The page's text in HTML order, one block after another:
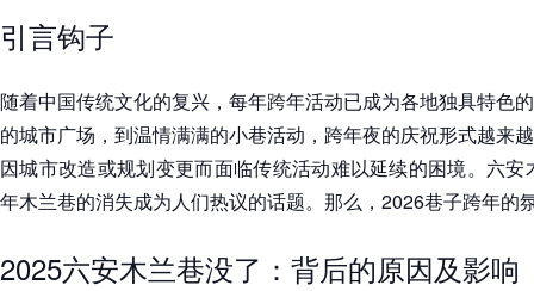
引言钩子
随着中国传统文化的复兴，每年跨年活动已成为各地独具特色
的城市广场，到温情满满的小巷活动，跨年夜的庆祝形式越来
因城市改造或规划变更而面临传统活动难以延续的困境。六
年木兰巷的消失成为人们热议的话题。那么，2026巷子跨年的
2025六安木兰巷没了：背后的原因及影响